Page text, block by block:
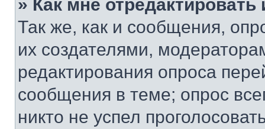
» Как мне
Так же, как и сообщения,
их создателями,
редактирования опроса
сообщения в теме; опрос
никто не успел